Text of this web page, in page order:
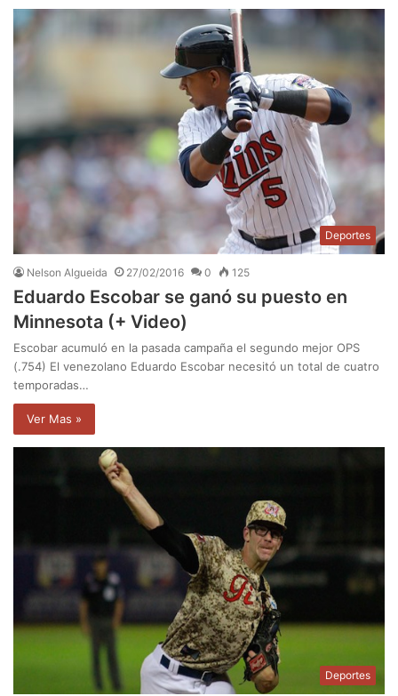
Deportes
Nelson Algueida 27/02/2016 0 125
Eduardo Escobar se ganó su puesto en
Minnesota (+ Video)
Escobar acumuló en la pasada campaña el segundo mejor OPS
(.754) El venezolano Eduardo Escobar necesitó un total de cuatro
temporadas…
Ver Mas »
Deportes